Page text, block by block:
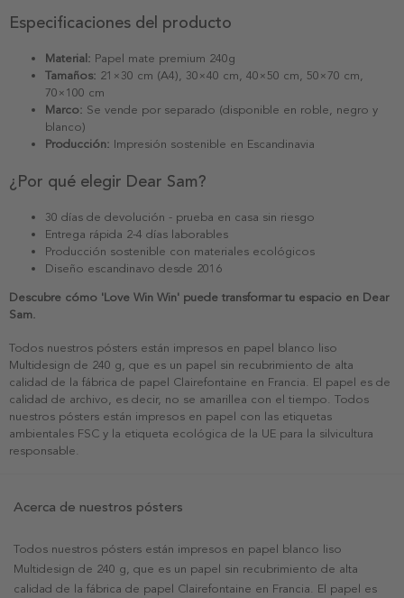
Especificaciones del producto
Material: Papel mate premium 240g
Tamaños: 21×30 cm (A4), 30×40 cm, 40×50 cm, 50×70 cm,
70×100 cm
Marco: Se vende por separado (disponible en roble, negro y
blanco)
Producción: Impresión sostenible en Escandinavia
¿Por qué elegir Dear Sam?
30 días de devolución - prueba en casa sin riesgo
Entrega rápida 2-4 días laborables
Producción sostenible con materiales ecológicos
Diseño escandinavo desde 2016
Descubre cómo 'Love Win Win' puede transformar tu espacio en Dear
Sam.
Todos nuestros pósters están impresos en papel blanco liso
Multidesign de 240 g, que es un papel sin recubrimiento de alta
calidad de la fábrica de papel Clairefontaine en Francia. El papel es de
calidad de archivo, es decir, no se amarillea con el tiempo. Todos
nuestros pósters están impresos en papel con las etiquetas
ambientales FSC y la etiqueta ecológica de la UE para la silvicultura
responsable.
Acerca de nuestros pósters
Todos nuestros pósters están impresos en papel blanco liso
Multidesign de 240 g, que es un papel sin recubrimiento de alta
calidad de la fábrica de papel Clairefontaine en Francia. El papel es